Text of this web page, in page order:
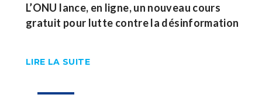
L’ONU lance, en ligne, un nouveau cours
gratuit pour lutte contre la désinformation
LIRE LA SUITE
27